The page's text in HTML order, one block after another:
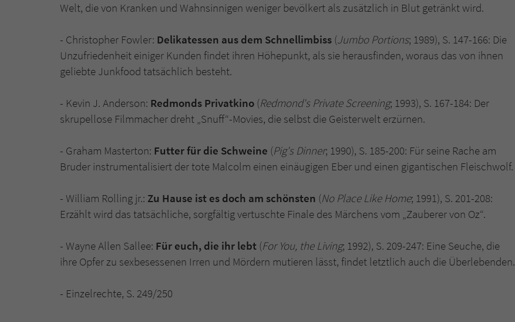
Welt, die von Kranken und Wahnsinnigen weniger bevölkert als zusätzlich in Blut getränkt wird.
- Christopher Fowler: Delikatessen aus dem Schnellimbiss (Jumbo Portions; 1989), S. 147-166: Die
Unzufriedenheit einiger Kunden findet ihren Höhepunkt, als sie herausfinden, woraus das von ihnen
geliebte Junkfood tatsächlich besteht.
- Kevin J. Anderson: Redmonds Privatkino (Redmond's Private Screening; 1993), S. 167-184: Der
skrupellose Filmmacher dreht „Snuff“-Movies, die selbst die Geisterwelt erzürnen.
- Graham Masterton: Futter für die Schweine (Pig's Dinner; 1990), S. 185-200: Für seine Rache am
Bruder instrumentalisiert der tote Malcolm einen einäugigen Eber und einen gigantischen Fleischwolf.
- William Rolling jr.: Zu Hause ist es doch am schönsten (No Place Like Home; 1991), S. 201-208:
Erzählt wird das tatsächliche, sorgfältig vertuschte Finale des Märchens vom „Zauberer von Oz“.
- Wayne Allen Sallee: Für euch, die ihr lebt (For You, the Living; 1992), S. 209-247: Eine Seuche, die
ihre Opfer zu sexbesessenen Irren und Mördern mutieren lässt, findet letztlich auch die Überlebenden.
- Einzelrechte, S. 249/250